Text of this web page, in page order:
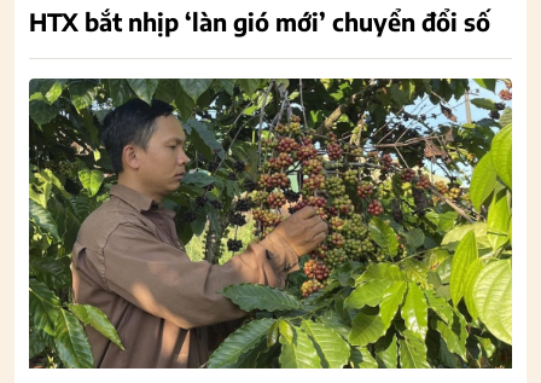
HTX bắt nhịp ‘làn gió mới’ chuyển đổi số